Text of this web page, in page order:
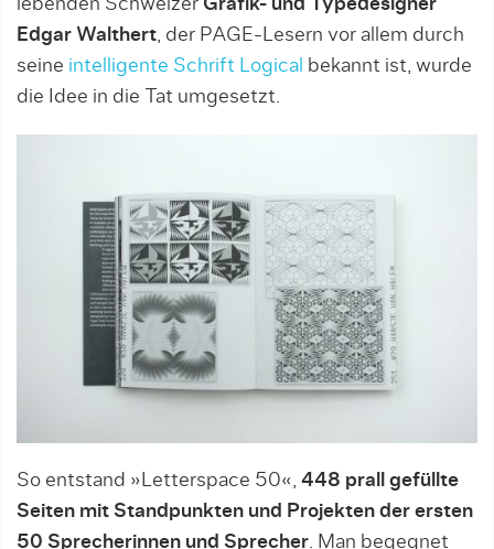
lebenden Schweizer Grafik- und Typedesigner
Edgar Walthert, der PAGE-Lesern vor allem durch
seine intelligente Schrift Logical bekannt ist, wurde
die Idee in die Tat umgesetzt.
So entstand »Letterspace 50«, 448 prall gefüllte
Seiten mit Standpunkten und Projekten der ersten
50 Sprecherinnen und Sprecher . Man begegnet